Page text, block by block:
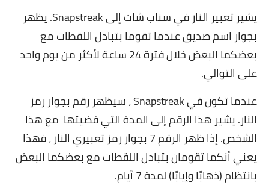
يشير تعبير النار في سناب شات إلى Snapstreak. يظهر
بجوار اسم صديق عندما تقوما بتبادل اللقطات مع
بعضكما البعض خلال فترة 24 ساعة لأكثر من يوم واحد
على التوالي.
عندما تكون في Snapstreak ، سيظهر رقم بجوار رمز
النار. يشير هذا الرقم إلى المدة التي قضيتها مع هذا
الشخص. إذا ظهر الرقم 7 بجوار رمز تعبيري النار ، فهذا
يعني أنكما تقومان بتبادل اللقطات مع بعضكما البعض
بانتظام (ذهابًا وإيابًا) لمدة 7 أيام.